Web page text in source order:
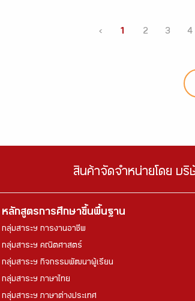
‹ 1 2 3 4
สินค้าจัดจำหน่ายโดย บ
หลักสูตรการศึกษาขึ้นพื้นฐาน
กลุ่มสาระฯ การงานอาชีพ
กลุ่มสาระฯ คณิตศาสตร์
กลุ่มสาระฯ กิจกรรมพัฒนาผู้เรียน
กลุ่มสาระฯ ภาษาไทย
กลุ่มสาระฯ ภาษาต่างประเทศ